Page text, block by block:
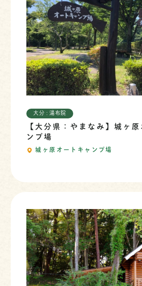
大分 : 湯布院
【大分県：やまなみ】城ヶ原
ンプ場
城ヶ原オートキャンプ場